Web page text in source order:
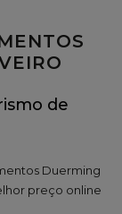
de
Duerming
preço online